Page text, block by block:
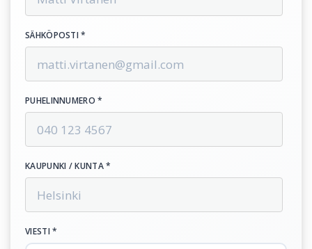
SÄHKÖPOSTI *
PUHELINNUMERO *
KAUPUNKI / KUNTA *
VIESTI *